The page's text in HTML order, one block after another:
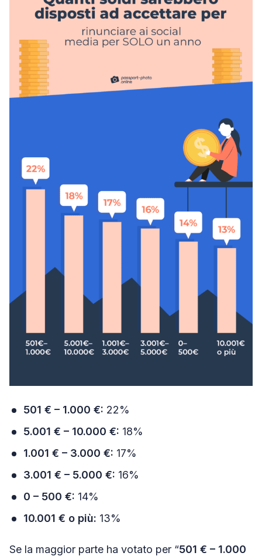
501 € – 1.000 €: 22%
5.001 € – 10.000 €: 18%
1.001 € – 3.000 €: 17%
3.001 € – 5.000 €: 16%
0 – 500 €: 14%
10.001 € o più: 13%
Se la maggior parte ha votato per “501 € – 1.000